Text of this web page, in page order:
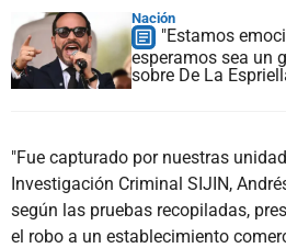
Nación
"Estamos
esperamos sea un
sobre De La
"Fue capturado por nuestras
Investigación Criminal SIJIN,
según las pruebas recopiladas,
el robo a un establecimiento